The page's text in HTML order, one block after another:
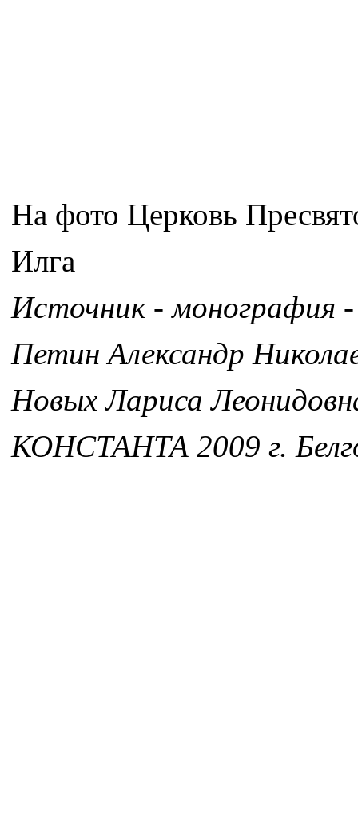
На фото Церковь
Илга
Источник - монография -
Петин Александр
Новых Лариса
КОНСТАНТА 2009 г.